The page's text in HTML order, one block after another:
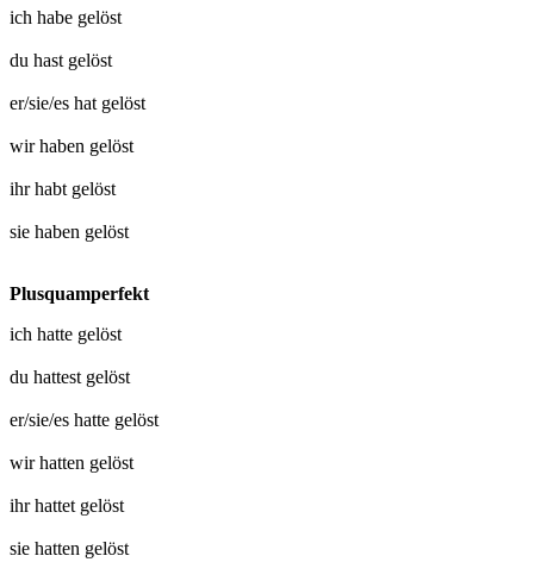
ich habe gelöst
du hast gelöst
er/sie/es hat gelöst
wir haben gelöst
ihr habt gelöst
sie haben gelöst
Plusquamperfekt
ich hatte gelöst
du hattest gelöst
er/sie/es hatte gelöst
wir hatten gelöst
ihr hattet gelöst
sie hatten gelöst